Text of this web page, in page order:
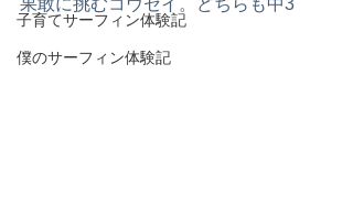
子育てサーフィン体験記
僕のサーフィン体験記